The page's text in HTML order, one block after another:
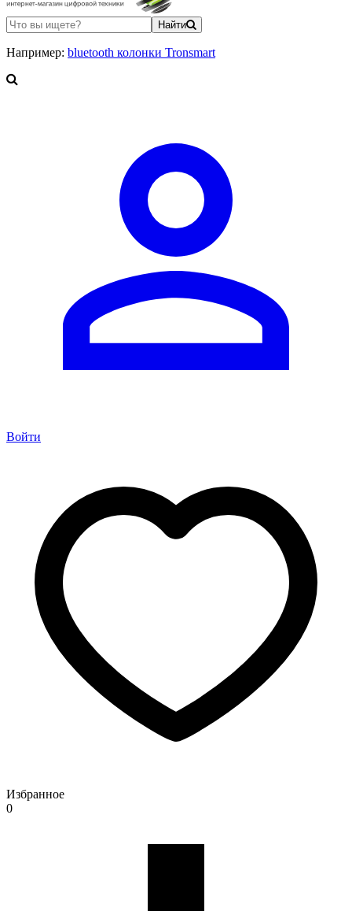
Найти
Например: bluetooth колонки Tronsmart
Войти
Избранное
0